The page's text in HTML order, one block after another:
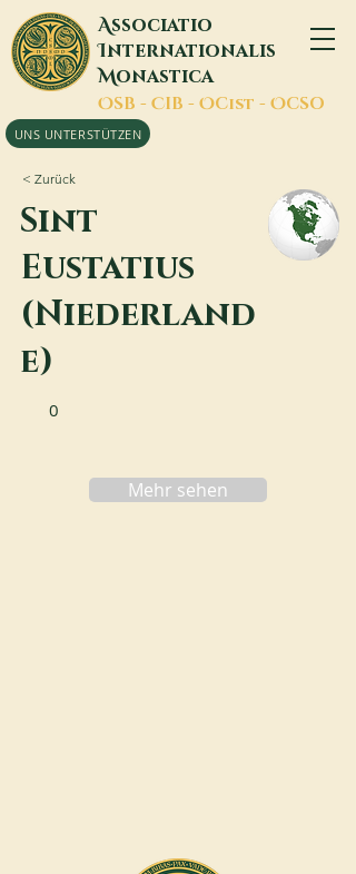
Associatio
Internationalis
Monastica
OSB - CIB - OCist - OCSO
UNS UNTERSTÜTZEN
< Zurück
Sint
Eustatius
(Niederland
e)
0
Mehr sehen